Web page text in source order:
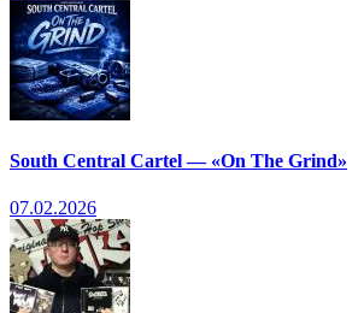
South Central Cartel — «On The Grind»
07.02.2026